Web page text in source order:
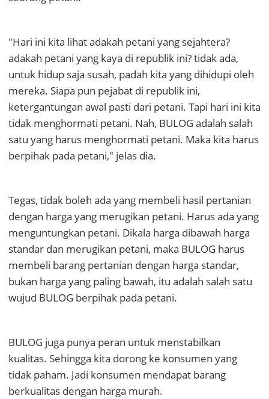
"Hari ini kita lihat adakah petani yang sejahtera?
adakah petani yang kaya di republik ini? tidak ada,
untuk hidup saja susah, padah kita yang dihidupi oleh
mereka. Siapa pun pejabat di republik ini,
ketergantungan awal pasti dari petani. Tapi hari ini kita
tidak menghormati petani. Nah, BULOG adalah salah
satu yang harus menghormati petani. Maka kita harus
berpihak pada petani," jelas dia.
Tegas, tidak boleh ada yang membeli hasil pertanian
dengan harga yang merugikan petani. Harus ada yang
menguntungkan petani. Dikala harga dibawah harga
standar dan merugikan petani, maka BULOG harus
membeli barang pertanian dengan harga standar,
bukan harga yang paling bawah, itu adalah salah satu
wujud BULOG berpihak pada petani.
BULOG juga punya peran untuk menstabilkan
kualitas. Sehingga kita dorong ke konsumen yang
tidak paham. Jadi konsumen mendapat barang
berkualitas dengan harga murah.